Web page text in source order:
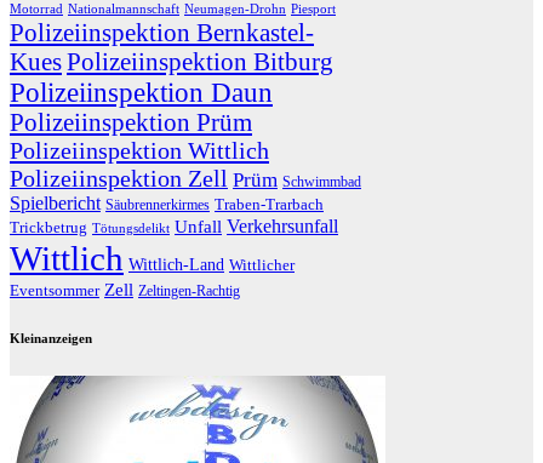
Motorrad Nationalmannschaft Neumagen-Drohn Piesport
Polizeiinspektion Bernkastel-
KuesPolizeiinspektion Bitburg
Polizeiinspektion Daun
Polizeiinspektion Prüm
Polizeiinspektion Wittlich
Polizeiinspektion Zell Prüm Schwimmbad
Spielbericht Säubrennerkirmes Traben-Trarbach
Trickbetrug Tötungsdelikt Unfall Verkehrsunfall
Wittlich Wittlich-Land Wittlicher
Eventsommer Zell Zeltingen-Rachtig
Kleinanzeigen